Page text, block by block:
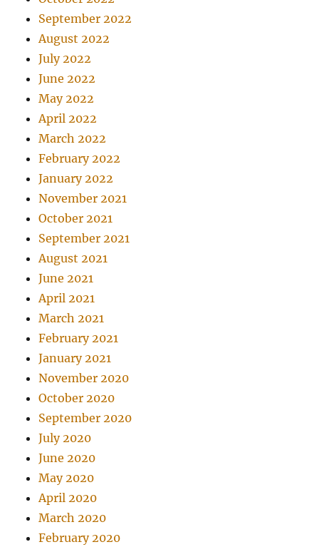
September 2022
August 2022
July 2022
June 2022
May 2022
April 2022
March 2022
February 2022
January 2022
November 2021
October 2021
September 2021
August 2021
June 2021
April 2021
March 2021
February 2021
January 2021
November 2020
October 2020
September 2020
July 2020
June 2020
May 2020
April 2020
March 2020
February 2020